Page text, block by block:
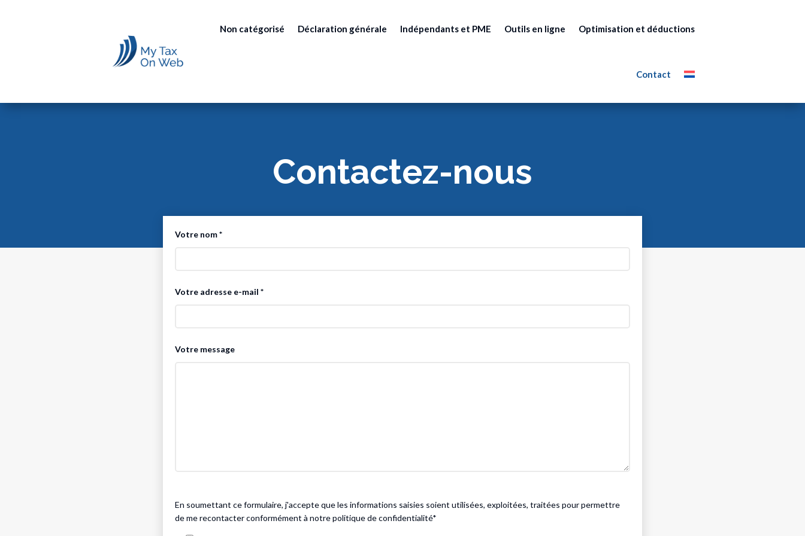
Non catégorisé Déclaration générale Indépendants et PME Outils en ligne Optimisation et déductions
Contact
Contactez-nous
Votre nom *
Votre adresse e-mail *
Votre message
En soumettant ce formulaire, j'accepte que les informations saisies soient utilisées, exploitées, traitées pour permettre
de me recontacter conformément à notre politique de confidentialité*